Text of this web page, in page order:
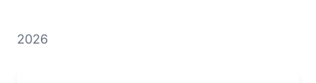
2026